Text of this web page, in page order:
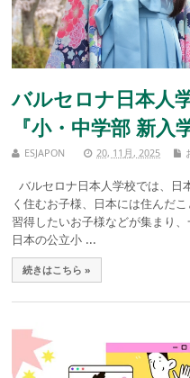
バルセロナ日本人
『小・中学部 新
ESJAPON 20, 11月, 2025
バルセロナ日本人学校では、日
く住むお子様、日本には住んだ
習得したいお子様などが集まり
日本の公立小 ...
続きはこちら »